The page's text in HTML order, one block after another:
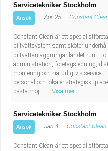
Servicetekniker Stockholm
Ansök Apr 25 Constant
Constant Clean är ett
biltvättsystem samt sköter
biltvättanläggningar landet runt.
administration, företagsledning,
montering och naturligtvis service.
personal och lokaler strategiskt
bästa möjl...
Visa mer
Servicetekniker Stockholm
Ansök Jan 4 Constant Clean
Constant Clean är ett